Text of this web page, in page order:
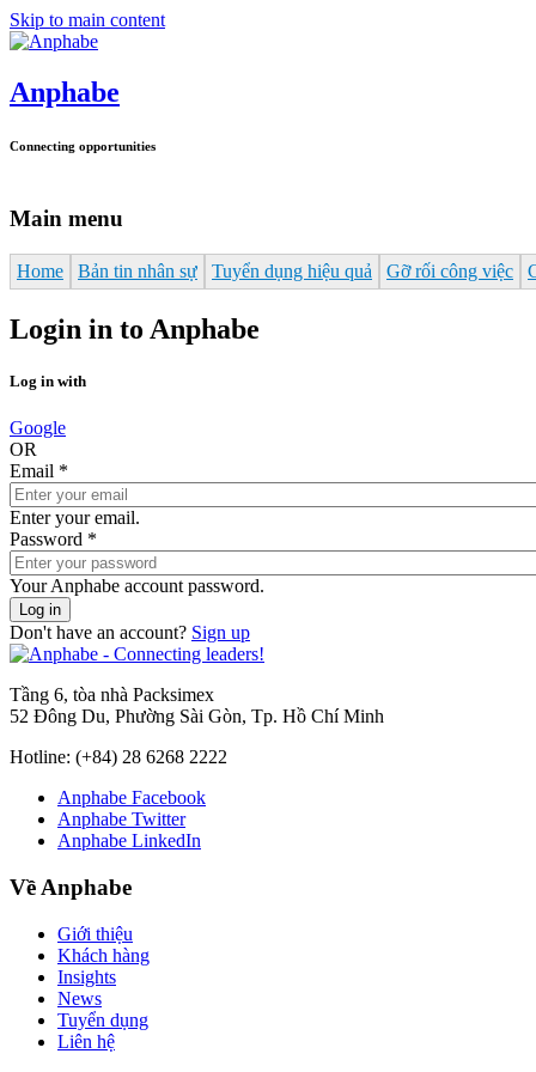
Skip to main content
Anphabe
Connecting opportunities
Main menu
Home Bản tin nhân sự Tuyển dụng hiệu quả Gỡ rối công việc
Login in to Anphabe
Log in with
Google
OR
Email *
Enter your email.
Password *
Your Anphabe account password.
Don't have an account? Sign up
Tầng 6, tòa nhà Packsimex
52 Đông Du, Phường Sài Gòn, Tp. Hồ Chí Minh
Hotline: (+84) 28 6268 2222
Anphabe Facebook
Anphabe Twitter
Anphabe LinkedIn
Về Anphabe
Giới thiệu
Khách hàng
Insights
News
Tuyển dụng
Liên hệ